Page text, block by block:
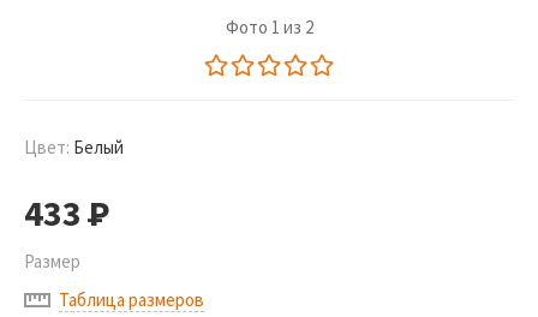
Фото 1 из 2
Цвет: Белый
433Р
Размер
Таблица размеров